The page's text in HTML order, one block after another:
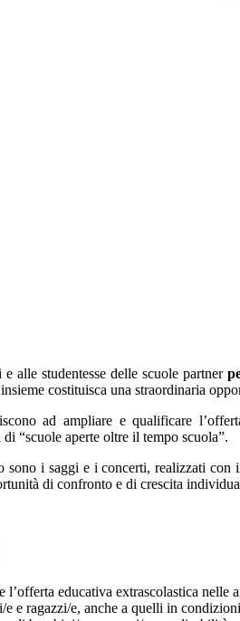
alle studentesse delle scuole partner
costituisca una straordinaria
ad ampliare e qualificare
“scuole aperte oltre il tempo scuola”.
sono i saggi e i concerti, realizzati
di confronto e di crescita
l’offerta educativa extrascolastica nelle
e ragazzi/e, anche a quelli in